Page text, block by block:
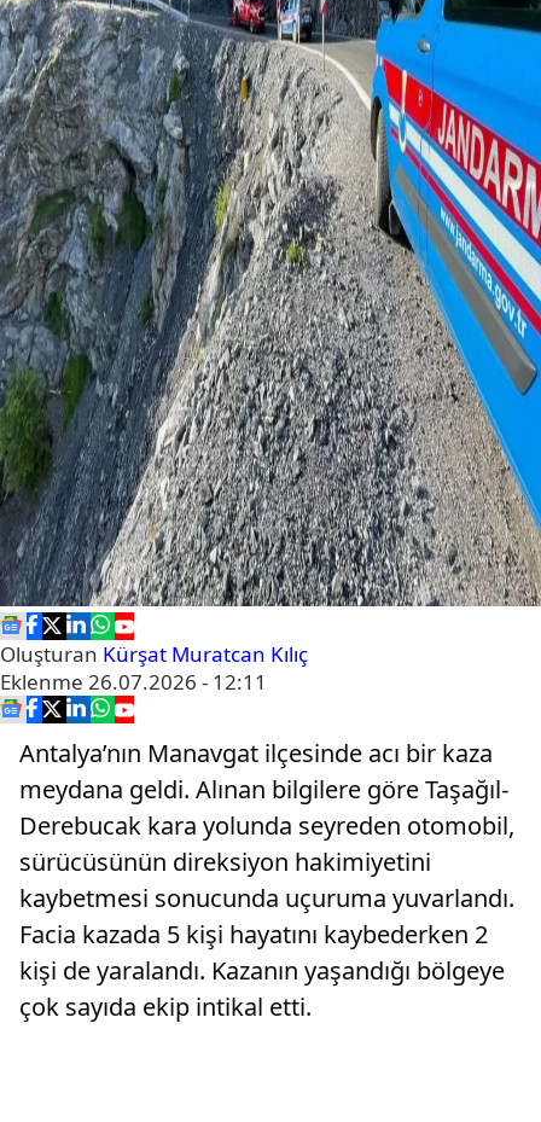
Oluşturan Kürşat Muratcan Kılıç
Eklenme 26.07.2026 - 12:11
Antalya’nın Manavgat ilçesinde acı bir kaza
meydana geldi. Alınan bilgilere göre Taşağıl-
Derebucak kara yolunda seyreden otomobil,
sürücüsünün direksiyon hakimiyetini
kaybetmesi sonucunda uçuruma yuvarlandı.
Facia kazada 5 kişi hayatını kaybederken 2
kişi de yaralandı. Kazanın yaşandığı bölgeye
çok sayıda ekip intikal etti.